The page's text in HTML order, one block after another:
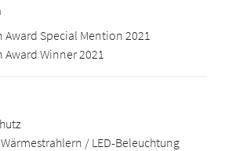
Award Special Mention 2021
Award Winner 2021
/ LED-Beleuchtung